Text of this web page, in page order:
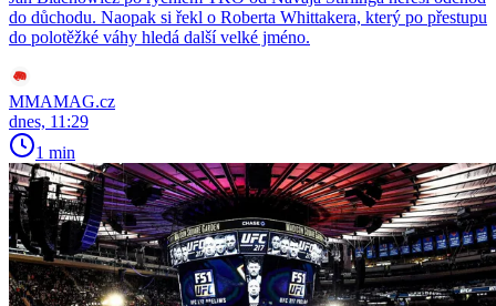
do důchodu. Naopak si řekl o Roberta Whittakera, který po přestupu
do polotěžké váhy hledá další velké jméno.
MMAMAG.cz
dnes, 11:29
1 min